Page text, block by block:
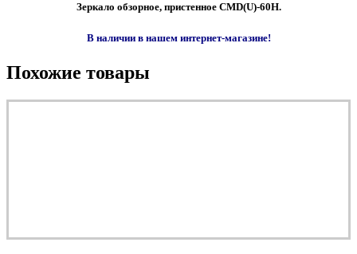
Зеркало обзорное, пристенное CMD(U)-60H.
В наличии в нашем интернет-магазине!
Похожие товары